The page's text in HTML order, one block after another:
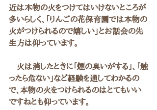
近は本物の火をつけてはいけないところが
多いらしく、「りんごの花保育園では本物の
火がつけられるので嬉しい」とお話会の先
生方は仰っています。
火は消したときに「煙の臭いがする」、「触
ったら危ない」など経験を通してわかるの
で、本物の火をつけられるのはとてもいい
ですねとも仰っています。